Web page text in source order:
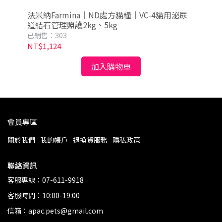
法米納Farmina｜ND處方貓糧｜VC-4貓用泌尿
道結石管理照護2kg、5kg
已銷售：303
NT$1,124
加入購物車
會員專區
關於我們 我的帳戶 退換貨服務 隱私政策
聯絡資訊
客服專線：07-611-9918
客服時間：10:00-19:00
信箱：apac.pets@gmail.com